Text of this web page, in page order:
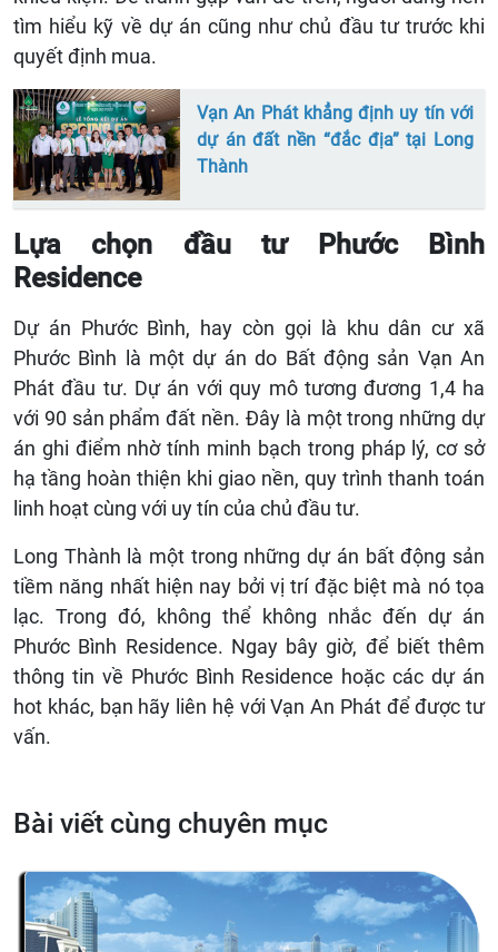
tìm hiểu kỹ về dự án cũng như chủ đầu tư trước khi
quyết định mua.
Vạn An Phát khẳng định uy tín với
dự án đất nền “đắc địa” tại Long
Thành
Lựa chọn đầu tư Phước Bình
Residence
Dự án Phước Bình, hay còn gọi là khu dân cư xã
Phước Bình là một dự án do Bất động sản Vạn An
Phát đầu tư. Dự án với quy mô tương đương 1,4 ha
với 90 sản phẩm đất nền. Đây là một trong những dự
án ghi điểm nhờ tính minh bạch trong pháp lý, cơ sở
hạ tầng hoàn thiện khi giao nền, quy trình thanh toán
linh hoạt cùng với uy tín của chủ đầu tư.
Long Thành là một trong những dự án bất động sản
tiềm năng nhất hiện nay bởi vị trí đặc biệt mà nó tọa
lạc. Trong đó, không thể không nhắc đến dự án
Phước Bình Residence. Ngay bây giờ, để biết thêm
thông tin về Phước Bình Residence hoặc các dự án
hot khác, bạn hãy liên hệ với Vạn An Phát để được tư
vấn.
Bài viết cùng chuyên mục